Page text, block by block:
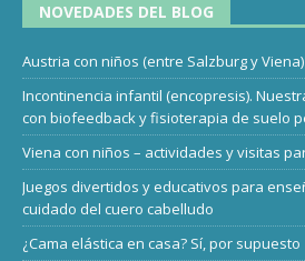
NOVEDADES DEL BLOG
Austria con niños (entre Salzburg y Viena)
Incontinencia infantil (encopresis).
con biofeedback y fisioterapia de suelo
Viena con niños – actividades y visitas
Juegos divertidos y educativos para
cuidado del cuero cabelludo
¿Cama elástica en casa? Sí, por supuesto